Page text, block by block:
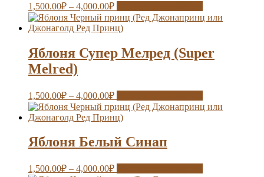
1,500.00₽ – 4,000.00₽
Яблоня Супер Мелред (Super
Melred)
1,500.00₽ – 4,000.00₽
Яблоня Белый Синап
1,500.00₽ – 4,000.00₽